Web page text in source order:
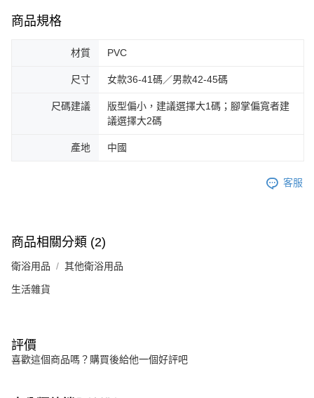
商品規格
材質 PVC
尺寸 女款36-41碼／男款42-45碼
尺碼建議
版型偏小，建議選擇大1碼；腳掌偏寬者建
議選擇大2碼
產地 中國
客服
商品相關分類 (2)
衛浴用品 其他衛浴用品
生活雜貨
評價
喜歡這個商品嗎？購買後給他一個好評吧